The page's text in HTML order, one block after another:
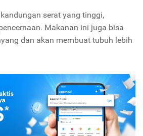
serat yang tinggi,
Makanan ini juga bisa
dan akan membuat tubuh lebih